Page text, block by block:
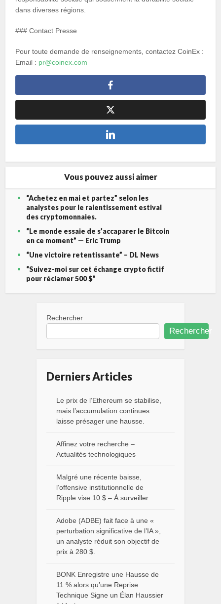
dans diverses régions.
### Contact Presse
Pour toute demande de renseignements, contactez CoinEx :
Email : pr@coinex.com
Vous pouvez aussi aimer
“Achetez en mai et partez” selon les
analystes pour le ralentissement estival
des cryptomonnaies.
“Le monde essaie de s’accaparer le Bitcoin
en ce moment” — Eric Trump
“Une victoire retentissante” – DL News
“Suivez-moi sur cet échange crypto fictif
pour réclamer 500 $”
Rechercher
Rechercher
Derniers Articles
Le prix de l’Ethereum se stabilise,
mais l’accumulation continues
laisse présager une hausse.
Affinez votre recherche –
Actualités technologiques
Malgré une récente baisse,
l’offensive institutionnelle de
Ripple vise 10 $ – À surveiller
Adobe (ADBE) fait face à une «
perturbation significative de l’IA »,
un analyste réduit son objectif de
prix à 280 $.
BONK Enregistre une Hausse de
11 % alors qu’une Reprise
Technique Signe un Élan Haussier